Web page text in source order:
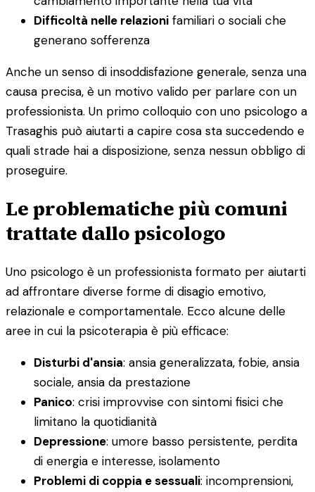
Difficoltà nelle relazioni familiari o sociali che
generano sofferenza
Anche un senso di insoddisfazione generale, senza una
causa precisa, è un motivo valido per parlare con un
professionista. Un primo colloquio con uno psicologo a
Trasaghis può aiutarti a capire cosa sta succedendo e
quali strade hai a disposizione, senza nessun obbligo di
proseguire.
Le problematiche più comuni
trattate dallo psicologo
Uno psicologo è un professionista formato per aiutarti
ad affrontare diverse forme di disagio emotivo,
relazionale e comportamentale. Ecco alcune delle
aree in cui la psicoterapia è più efficace:
Disturbi d'ansia: ansia generalizzata, fobie, ansia
sociale, ansia da prestazione
Panico: crisi improvvise con sintomi fisici che
limitano la quotidianità
Depressione: umore basso persistente, perdita
di energia e interesse, isolamento
Problemi di coppia e sessuali: incomprensioni,